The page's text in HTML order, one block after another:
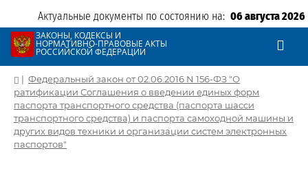
Актуальные документы по состоянию на: 06 августа 2026
ЗАКОНЫ, КОДЕКСЫ И
НОРМАТИВНО-ПРАВОВЫЕ АКТЫ
РОССИЙСКОЙ ФЕДЕРАЦИИ
| Федеральный закон от 02.06.2016 N 156-ФЗ "О
ратификации Соглашения о введении единых форм
паспорта транспортного средства (паспорта шасси
транспортного средства) и паспорта самоходной машины и
других видов техники и организации систем электронных
паспортов"